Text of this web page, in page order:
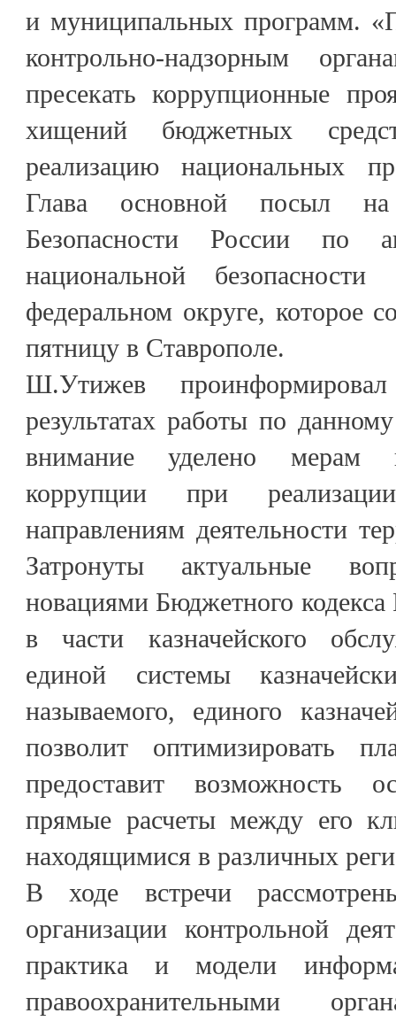
и муниципальных программ.
контрольно-надзорным
пресекать коррупционные
хищений бюджетных
реализацию национальных
Глава основной посыл
Безопасности России по
национальной безопасности
федеральном округе, которое
пятницу в Ставрополе.
Ш.Утижев
результатах работы по
внимание уделено мерам
коррупции при
направлениям деятельности
Затронуты актуальные
новациями Бюджетного
в части казначейского
единой системы
называемого, единого
позволит оптимизировать
предоставит возможность
прямые расчеты между его
находящимися в различных
В ходе встречи
организации контрольной
практика и модели
правоохранительными